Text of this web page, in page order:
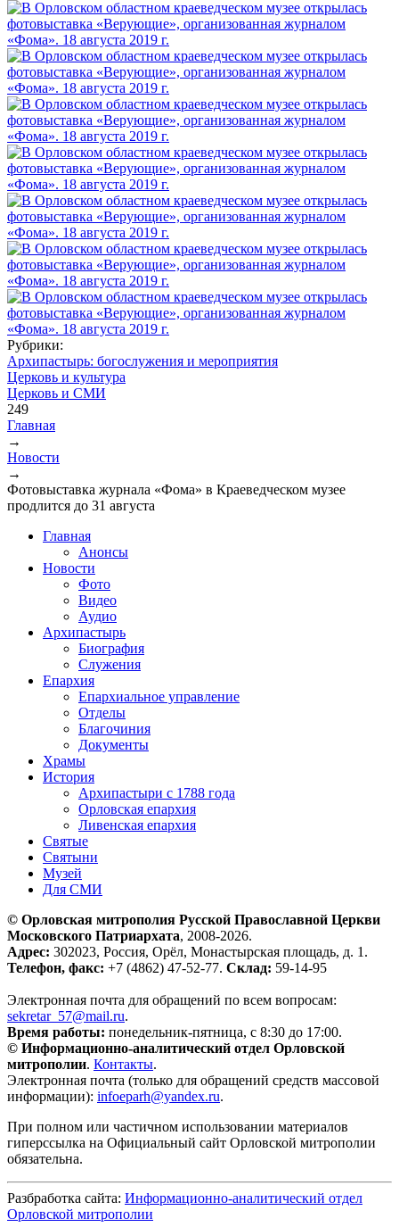
Рубрики:
Архипастырь: богослужения и мероприятия
Церковь и культура
Церковь и СМИ
249
Вы здесь
Главная
→
Новости
→
Фотовыставка журнала «Фома» в Краеведческом музее
продлится до 31 августа
Главная
Анонсы
Новости
Фото
Видео
Аудио
Архипастырь
Биография
Служения
Епархия
Епархиальное управление
Отделы
Благочиния
Документы
Храмы
История
Архипастыри с 1788 года
Орловская епархия
Ливенская епархия
Святые
Святыни
Музей
Для СМИ
© Орловская митрополия Русской Православной Церкви
Московского Патриархата, 2008-2026.
Адрес: 302023, Россия, Орёл, Монастырская площадь, д. 1.
Телефон, факс: +7 (4862) 47-52-77. Склад: 59-14-95
Электронная почта для обращений по всем вопросам:
sekretar_57@mail.ru.
Время работы: понедельник-пятница, с 8:30 до 17:00.
© Информационно-аналитический отдел Орловской
митрополии. Контакты.
Электронная почта (только для обращений средств массовой
информации): infoeparh@yandex.ru.
При полном или частичном использовании материалов
гиперссылка на Официальный сайт Орловской митрополии
обязательна.
Разбработка сайта: Информационно-аналитический отдел
Орловской митрополии